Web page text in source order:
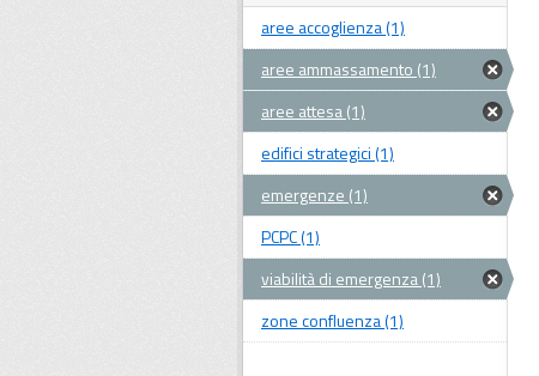
aree accoglienza (1)
aree ammassamento (1)
aree attesa (1)
edifici strategici (1)
emergenze (1)
PCPC (1)
viabilità di emergenza (1)
zone confluenza (1)